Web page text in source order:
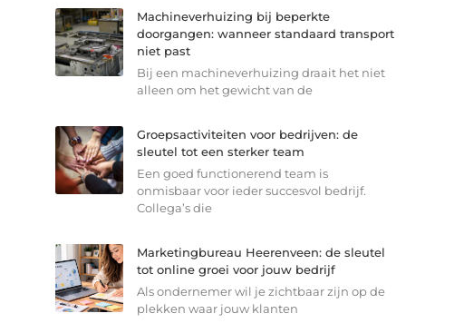
Machineverhuizing bij beperkte
doorgangen: wanneer standaard transport
niet past
Bij een machineverhuizing draait het niet
alleen om het gewicht van de
Groepsactiviteiten voor bedrijven: de
sleutel tot een sterker team
Een goed functionerend team is
onmisbaar voor ieder succesvol bedrijf.
Collega’s die
Marketingbureau Heerenveen: de sleutel
tot online groei voor jouw bedrijf
Als ondernemer wil je zichtbaar zijn op de
plekken waar jouw klanten